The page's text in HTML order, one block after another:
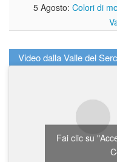
5 Agosto: Colori di
Video dalla Valle del
Fai clic su